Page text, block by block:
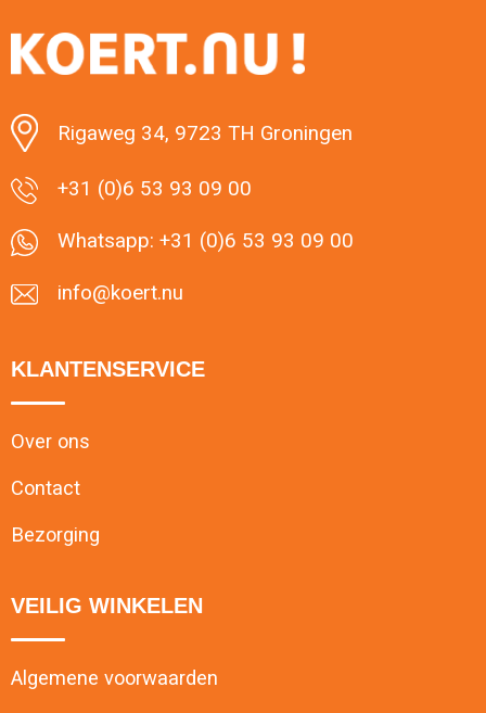
Minimale afname: 1
Rigaweg 34, 9723 TH Groningen
+31 (0)6 53 93 09 00
Whatsapp: +31 (0)6 53 93 09 00
info@koert.nu
KLANTENSERVICE
Over ons
Contact
Bezorging
VEILIG WINKELEN
Algemene voorwaarden